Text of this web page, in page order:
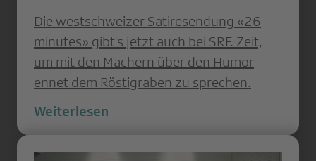
Die westschweizer Satiresendung «26
minutes» gibt's jetzt auch bei SRF. Zeit,
um mit den Machern über den Humor
ennet dem Röstigraben zu sprechen.
Weiterlesen